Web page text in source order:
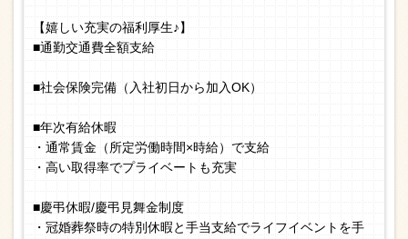
【嬉しい充実の福利厚生♪】
■通勤交通費全額支給
■社会保険完備（入社初日から加入OK）
■年次有給休暇
・通常賃金（所定労働時間×時給）で支給
・高い取得率でプライベートも充実
■慶弔休暇/慶弔見舞金制度
・冠婚葬祭時の特別休暇と手当支給でライフイベントを手